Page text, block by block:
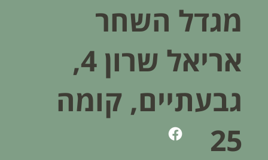
מגדל השחר
אריאל שרון 4,
גבעתיים, קומה
25